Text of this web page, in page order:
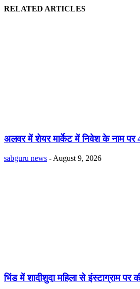
RELATED ARTICLES
अलवर में शेयर मार्केट में निवेश के नाम पर
sabguru news - August 9, 2026
भिंड में शादीशुदा महिला से इंस्टाग्राम पर